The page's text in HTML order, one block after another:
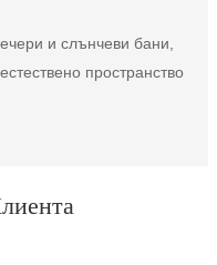
и слънчеви бани,
пространство